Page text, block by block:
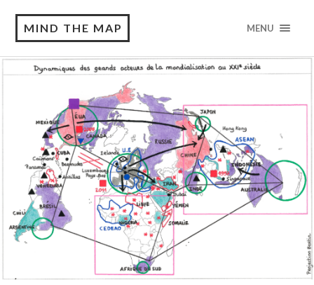
MIND THE MAP MENU